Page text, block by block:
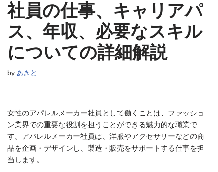
社員の仕事、キャリアパ
ス、年収、必要なスキル
についての詳細解説
by あきと
女性のアパレルメーカー社員として働くことは、ファッショ
ン業界での重要な役割を担うことができる魅力的な職業で
す。アパレルメーカー社員は、洋服やアクセサリーなどの商
品を企画・デザインし、製造・販売をサポートする仕事を担
当します。